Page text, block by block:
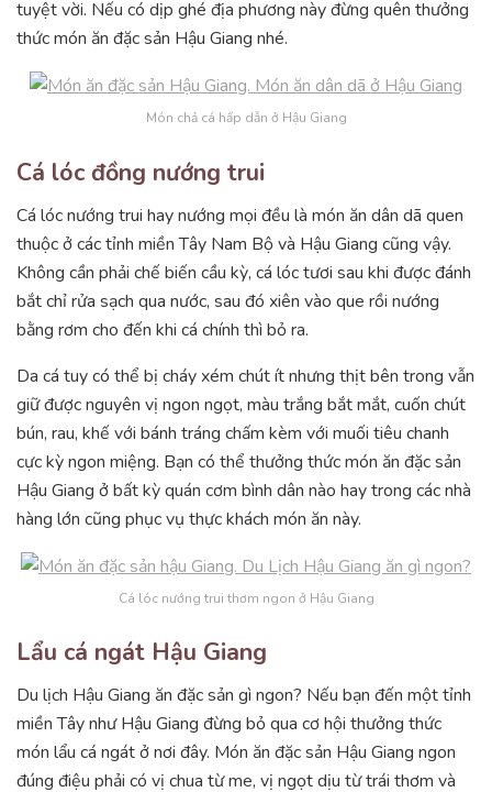
tuyệt vời. Nếu có dịp ghé địa phương này đừng quên thưởng
thức món ăn đặc sản Hậu Giang nhé.
Món chả cá hấp dẫn ở Hậu Giang
Cá lóc đồng nướng trui
Cá lóc nướng trui hay nướng mọi đều là món ăn dân dã quen
thuộc ở các tỉnh miền Tây Nam Bộ và Hậu Giang cũng vậy.
Không cần phải chế biến cầu kỳ, cá lóc tươi sau khi được đánh
bắt chỉ rửa sạch qua nước, sau đó xiên vào que rồi nướng
bằng rơm cho đến khi cá chính thì bỏ ra.
Da cá tuy có thể bị cháy xém chút ít nhưng thịt bên trong vẫn
giữ được nguyên vị ngon ngọt, màu trắng bắt mắt, cuốn chút
bún, rau, khế với bánh tráng chấm kèm với muối tiêu chanh
cực kỳ ngon miệng. Bạn có thể thưởng thức món ăn đặc sản
Hậu Giang ở bất kỳ quán cơm bình dân nào hay trong các nhà
hàng lớn cũng phục vụ thực khách món ăn này.
Cá lóc nướng trui thơm ngon ở Hậu Giang
Lẩu cá ngát Hậu Giang
Du lịch Hậu Giang ăn đặc sản gì ngon? Nếu bạn đến một tỉnh
miền Tây như Hậu Giang đừng bỏ qua cơ hội thưởng thức
món lẩu cá ngát ở nơi đây. Món ăn đặc sản Hậu Giang ngon
đúng điệu phải có vị chua từ me, vị ngọt dịu từ trái thơm và